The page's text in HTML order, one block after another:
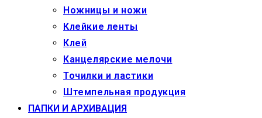
Ножницы и ножи
Клейкие ленты
Клей
Канцелярские мелочи
Точилки и ластики
Штемпельная продукция
ПАПКИ И АРХИВАЦИЯ